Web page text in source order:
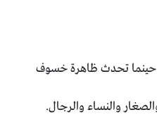
تحدث ظاهرة خسوف
والنساء والرجال.